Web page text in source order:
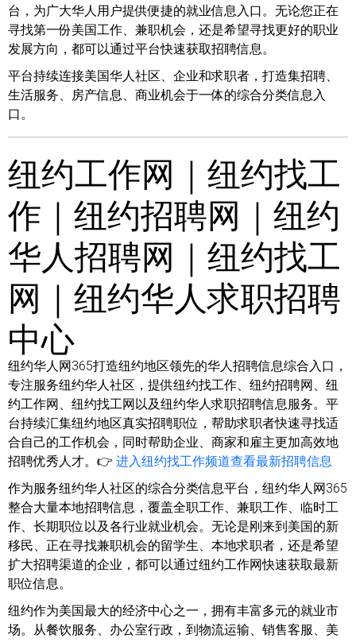
台，为广大华人用户提供便捷的就业信息入口。无论您正在
寻找第一份美国工作、兼职机会，还是希望寻找更好的职业
发展方向，都可以通过平台快速获取招聘信息。
平台持续连接美国华人社区、企业和求职者，打造集招聘、
生活服务、房产信息、商业机会于一体的综合分类信息入
口。
纽约工作网｜纽约找工
作｜纽约招聘网｜纽约
华人招聘网｜纽约找工
网｜纽约华人求职招聘
中心
纽约华人网365打造纽约地区领先的华人招聘信息综合入口，
专注服务纽约华人社区，提供纽约找工作、纽约招聘网、纽
约工作网、纽约找工网以及纽约华人求职招聘信息服务。平
台持续汇集纽约地区真实招聘职位，帮助求职者快速寻找适
合自己的工作机会，同时帮助企业、商家和雇主更加高效地
招聘优秀人才。👉 进入纽约找工作频道查看最新招聘信息
作为服务纽约华人社区的综合分类信息平台，纽约华人网365
整合大量本地招聘信息，覆盖全职工作、兼职工作、临时工
作、长期职位以及各行业就业机会。无论是刚来到美国的新
移民、正在寻找兼职机会的留学生、本地求职者，还是希望
扩大招聘渠道的企业，都可以通过纽约工作网快速获取最新
职位信息。
纽约作为美国最大的经济中心之一，拥有丰富多元的就业市
场。从餐饮服务、办公室行政，到物流运输、销售客服、美